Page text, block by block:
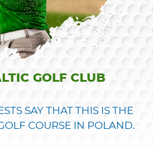
GOLF CLUB
SAY THAT THIS IS THE
COURSE IN POLAND.